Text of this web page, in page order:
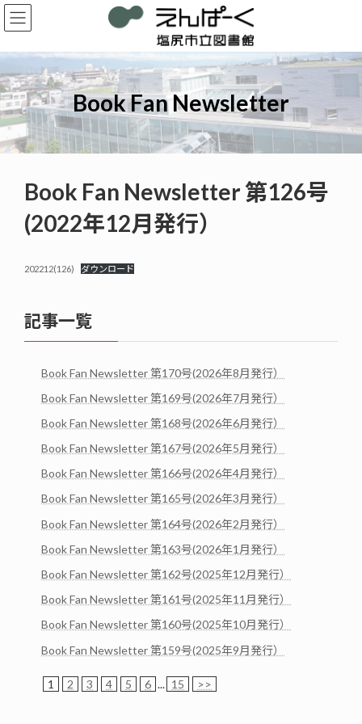
コ
ン
ン
ツ
へ
ス
キ
ッ
プ
ナ
ビ
ー
シ
ョ
ン
に
移
動
Book Fan Newsletter
Book Fan Newsletter 第126号
(2022年12月発行）
202212(126) ダウンロード
記事一覧
Book Fan Newsletter 第170号(2026年8月発行）
Book Fan Newsletter 第169号(2026年7月発行）
Book Fan Newsletter 第168号(2026年6月発行）
Book Fan Newsletter 第167号(2026年5月発行）
Book Fan Newsletter 第166号(2026年4月発行）
Book Fan Newsletter 第165号(2026年3月発行）
Book Fan Newsletter 第164号(2026年2月発行）
Book Fan Newsletter 第163号(2026年1月発行）
Book Fan Newsletter 第162号(2025年12月発行）
Book Fan Newsletter 第161号(2025年11月発行）
Book Fan Newsletter 第160号(2025年10月発行）
Book Fan Newsletter 第159号(2025年9月発行）
1 2 3 4 5 6 ... 15 >>